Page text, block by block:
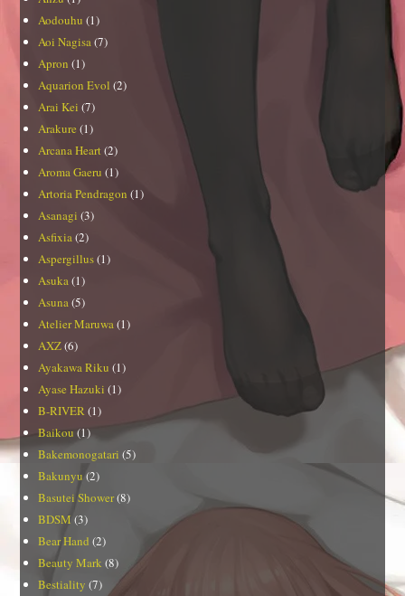
Aodouhu (1)
Aoi Nagisa(7)
Apron (1)
Aquarion Evol (2)
Arai Kei (7)
Arakure (1)
Arcana Heart (2)
Aroma Gaeru (1)
Artoria Pendragon (1)
Asanagi (3)
Asfixia(2)
Aspergillus(1)
Asuka(1)
Asuna(5)
Atelier Maruwa(1)
AXZ(6)
Ayakawa Riku (1)
Ayase Hazuki (1)
B-RIVER (1)
Baikou (1)
Bakemonogatari (5)
Bakunyu (2)
Basutei Shower(8)
BDSM (3)
Bear Hand (2)
Beauty Mark (8)
Bestiality (7)